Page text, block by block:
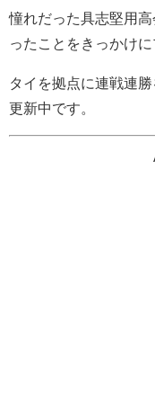
憧れだった具志堅用
ったことをきっかけ
タイを拠点に連戦連
更新中です。